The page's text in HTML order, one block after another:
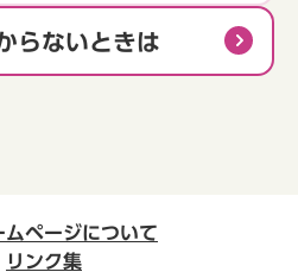
らないときは
ムページについて
リンク集